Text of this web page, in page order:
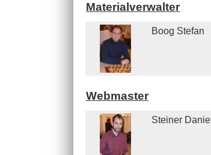
Materialverwalter
Boog Stefan
Webmaster
Steiner Daniel